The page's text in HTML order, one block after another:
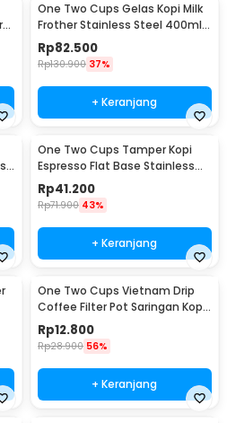
One Two Cups Gelas Kopi Milk
Frother Stainless Steel 400ml -
WZ0011
Rp82.500
Rp130.900 37%
+ Keranjang
One Two Cups Tamper Kopi
Espresso Flat Base Stainless
Steel 51mm - SS51
Rp41.200
Rp71.900 43%
+ Keranjang
One Two Cups Vietnam Drip
Coffee Filter Pot Saringan Kopi
124ml 7Q - LC1
Rp12.800
Rp28.900 56%
+ Keranjang